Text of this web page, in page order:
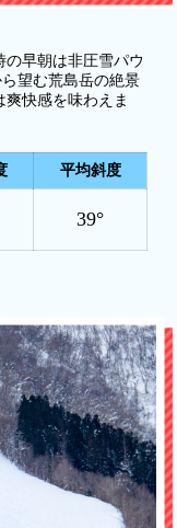
の早朝は非圧雪パウ
望む荒島岳の絶景
快感を味わえま
平均斜度
39°